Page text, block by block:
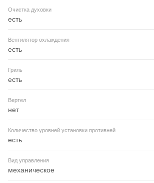
Очистка духовки
есть
Вентилятор охлаждения
есть
Гриль
есть
Вертел
нет
Количество уровней установки противней
есть
Вид управления
механическое